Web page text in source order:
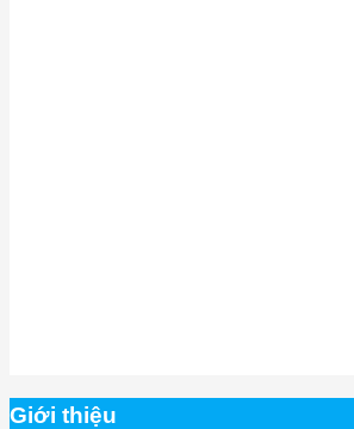
Giới thiệu